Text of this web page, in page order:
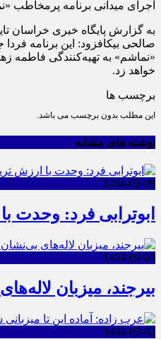
اجرای میدانی برنامه
به گزارش پایگاه خبری خراسان
صالحی بیکافزود: این برنامه فردا جمعه، پنجم اردیبهشت‌ ساعت ۲۰ در
«نماشم» به تهیه‌کنندگی فاطمه
خواهد زد.
برچسب ها
این مطلب بدون برچسب می باشد.
نوشته های مشابه
1404-09-09
ابوترابی فرد:
1404-09-03
بیرجند، میزبان
1404-09-02